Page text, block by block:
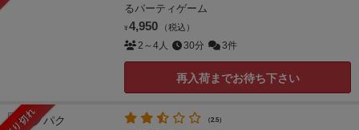
るパーティゲーム
¥ 4,950 （税込）
2～4人 30分 3件
再入荷までお待ち下さい
売り切れ （2.5）